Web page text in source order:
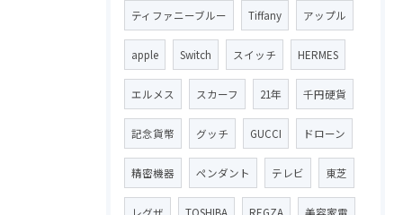
ティファニーブルー Tiffany アップル
apple Switch スイッチ HERMES
エルメス スカーフ 21年 千円硬貨
記念貨幣 グッチ GUCCI ドローン
精密機器 ペンダント テレビ 東芝